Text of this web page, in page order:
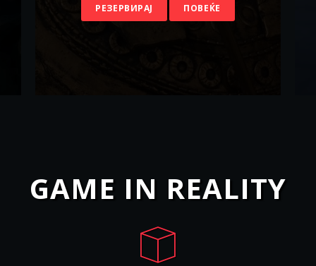
РЕЗЕРВИРАЈ ПОВЕЌЕ
GAME IN REALITY